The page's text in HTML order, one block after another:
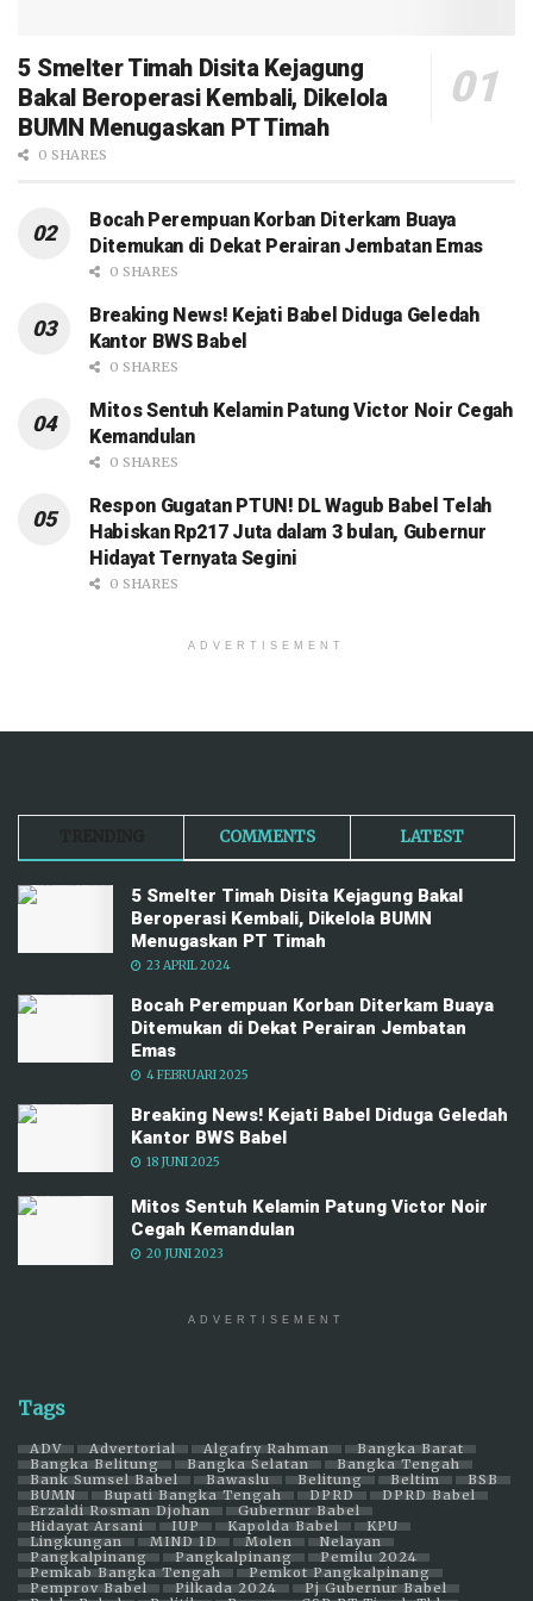
5 Smelter Timah Disita Kejagung
Bakal Beroperasi Kembali, Dikelola
BUMN Menugaskan PT Timah
0 SHARES
Bocah Perempuan Korban Diterkam Buaya
Ditemukan di Dekat Perairan Jembatan Emas
0 SHARES
Breaking News! Kejati Babel Diduga Geledah
Kantor BWS Babel
0 SHARES
Mitos Sentuh Kelamin Patung Victor Noir Cegah
Kemandulan
0 SHARES
Respon Gugatan PTUN! DL Wagub Babel Telah
Habiskan Rp217 Juta dalam 3 bulan, Gubernur
Hidayat Ternyata Segini
0 SHARES
ADVERTISEMENT
COMMENTS LATEST
5 Smelter Timah Disita Kejagung Bakal
Beroperasi Kembali, Dikelola BUMN
Menugaskan PT Timah
23 APRIL 2024
Bocah Perempuan Korban Diterkam Buaya
Ditemukan di Dekat Perairan Jembatan
Emas
4 FEBRUARI 2025
Breaking News! Kejati Babel Diduga Geledah
Kantor BWS Babel
18 JUNI 2025
Mitos Sentuh Kelamin Patung Victor Noir
Cegah Kemandulan
20 JUNI 2023
ADVERTISEMENT
Tags
ADV Advertorial Algafry Rahman
Bangka Barat
Bangka Belitung
Bangka Selatan
Bangka Tengah
Bank Sumsel Babel
Bawaslu Belitung Beltim
BSB
BUMN
Bupati Bangka Tengah DPRD
DPRD Babel
Erzaldi Rosman Djohan
Gubernur Babel
Hidayat Arsani
IUP Kapolda Babel
KPU
Lingkungan
MIND ID Molen
Nelayan
Pangkalpinang
Pangkalpinang
Pemilu 2024
Pemkab Bangka Tengah
Pemkot Pangkalpinang
Pemprov Babel
Pilkada 2024
Pj Gubernur Babel